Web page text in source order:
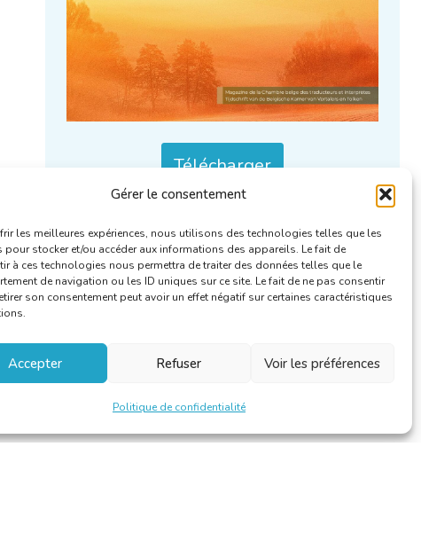
Gérer le consentement
les meilleures expériences, nous utilisons des technologies telles que les
pour stocker et/ou accéder aux informations des appareils. Le fait de
à ces technologies nous permettra de traiter des données telles que le
de navigation ou les ID uniques sur ce site. Le fait de ne pas consentir
son consentement peut avoir un effet négatif sur certaines caractéristiques
Accepter Refuser Voir les préférences
Politique de confidentialité
Télécharger
Catégories : Le linguiste